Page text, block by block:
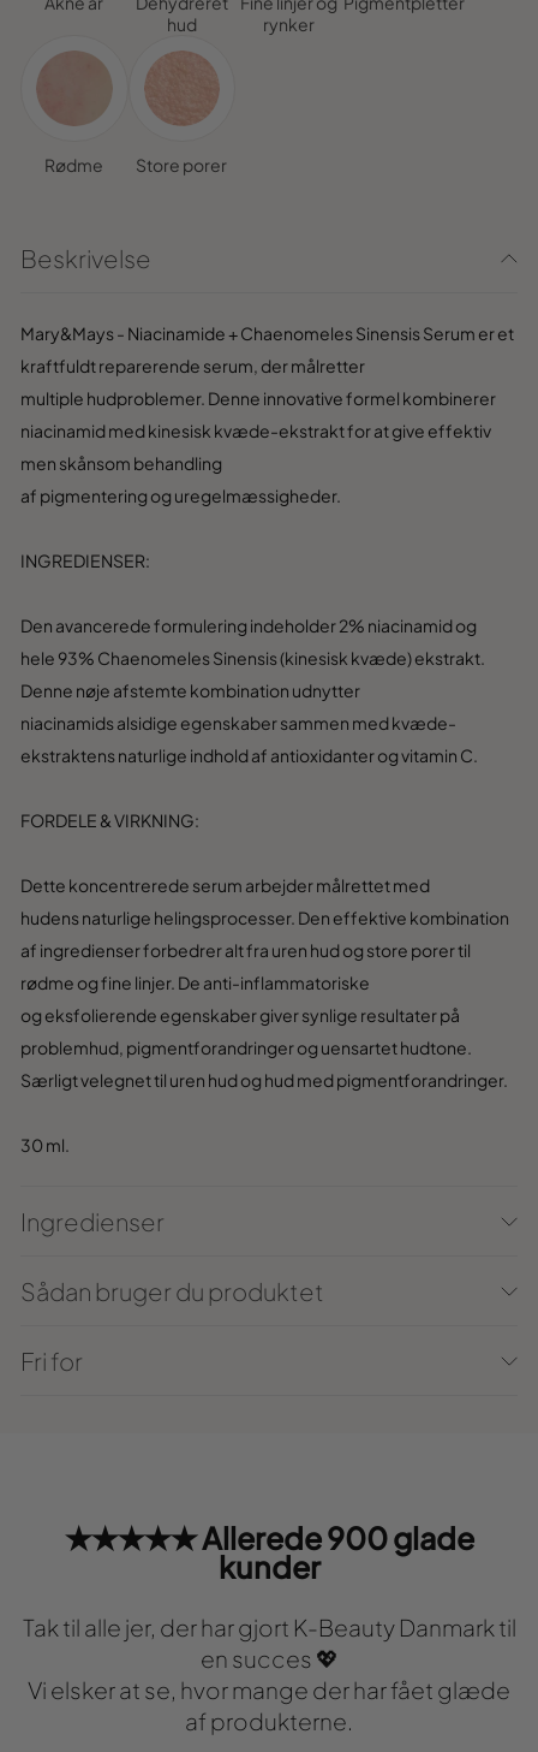
Beskrivelse
Mary&Mays- Niacinamide + ChaenomelesSinensis Serum er et
kraftfuldt reparerende serum, der målretter
multiple hudproblemer. Denne innovative formel kombinerer
niacinamid med kinesisk kvæde-ekstrakt forat give effektiv
men skånsom behandling
af pigmentering og uregelmæssigheder.
INGREDIENSER:
Den avancerede formulering indeholder 2% niacinamid og
hele 93% ChaenomelesSinensis(kinesisk kvæde) ekstrakt.
Denne nøje afstemte kombination udnytter
niacinamidsalsidige egenskaber sammen med kvæde-
ekstraktensnaturlige indhold af antioxidanter og vitamin C.
FORDELE & VIRKNING:
Dette koncentrerede serum arbejder målrettet med
hudensnaturlige helingsprocesser. Den effektive kombination
af ingredienser forbedrer alt fra uren hud og store porertil
rødme og fine linjer. De anti-inflammatoriske
og eksfolierende egenskaber giver synlige resultater på
problemhud, pigmentforandringer og uensartethudtone.
Særligt velegnet til uren hud og hud med pigmentforandringer.
30 ml.
Ingredienser
Sådan bruger du produktet
Fri for
hud
rynker
Rødme Store porer
★★★★★ Allerede 900 glade
kunder
Tak til alle jer, der har gjort K-Beauty Danmark til
en succes 💖
Vi elsker at se, hvor mange der har fået glæde
af produkterne.